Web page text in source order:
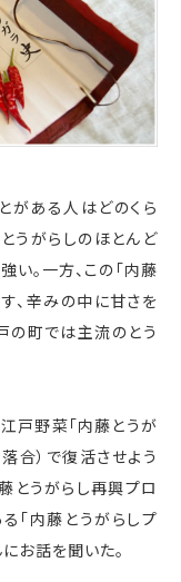
がある人はどのくら
うがらしのほとんど
い。一方、この「内藤
す、辛みの中に甘さを
の町では主流のとう
戸野菜「内藤とうが
合）で復活させよう
とうがらし再興プロ
「内藤とうがらしプ
お話を聞いた。